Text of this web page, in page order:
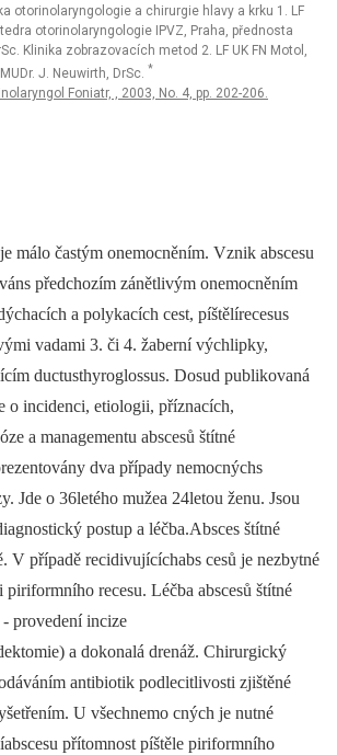
otorinolaryngologie a chirurgie hlavy a krku 1. LF
otorinolaryngologie IPVZ, Praha, přednosta
Klinika zobrazovacích metod 2. LF UK FN Motol,
J. Neuwirth, DrSc. *
Foniatr, , 2003, No. 4, pp. 202-206.
málo častým onemocněním. Vznik abscesu
předchozím zánětlivým onemocněním
a polykacích cest, píštělírecesus
vadami 3. či 4. žaberní výchlipky,
ductusthyroglossus. Dosud publikovaná
o incidenci, etiologii, příznacích,
a managementu abscesů štítné
dva případy nemocnýchs
Jde o 36letého mužea 24letou ženu. Jsou
postup a léčba.Absces štítné
V případě recidivujícíchabs cesů je nezbytné
recesu. Léčba abscesů štítné
provedení incize
a dokonalá drenáž. Chirurgický
antibiotik podlecitlivosti zjištěné
U všechnemo cných je nutné
přítomnost píštěle piriformního